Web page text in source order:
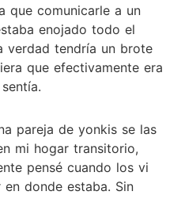
que comunicarle a un
enojado todo el
verdad tendría un brote
que efectivamente era
pareja de yonkis se las
mi hogar transitorio,
pensé cuando los vi
donde estaba. Sin